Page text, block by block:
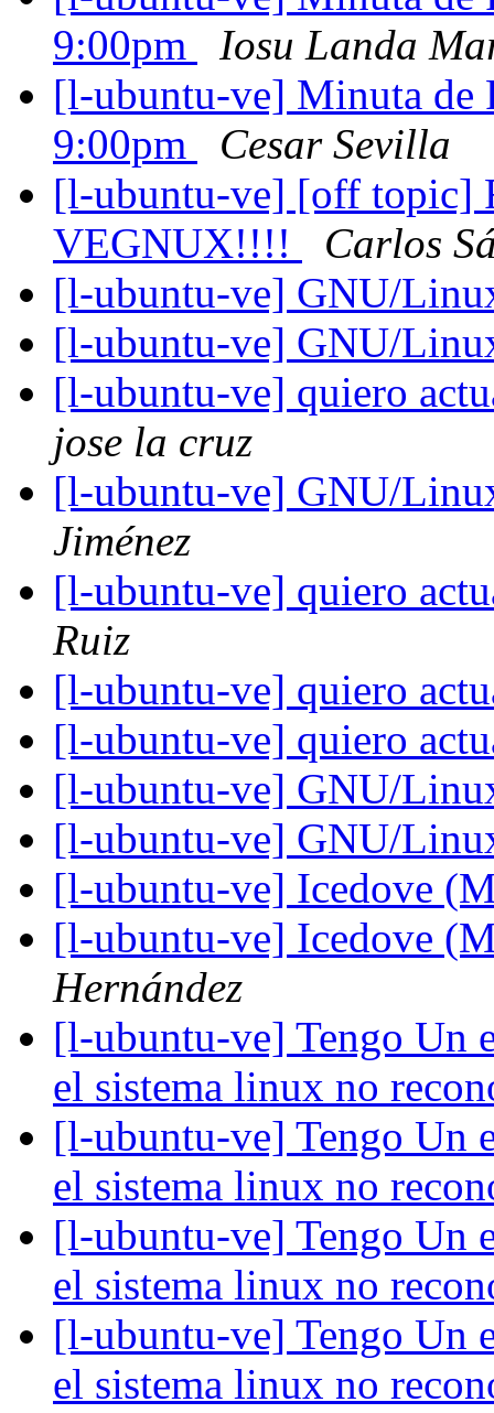
9:00pm
Iosu Landa
[l-ubuntu-ve] Minuta de
9:00pm
Cesar Sevilla
[l-ubuntu-ve] [off topic]
VEGNUX!!!!
Carlos
[l-ubuntu-ve] GNU/
[l-ubuntu-ve] GNU/
[l-ubuntu-ve] quiero
jose la cruz
[l-ubuntu-ve] GNU/
Jiménez
[l-ubuntu-ve] quiero
Ruiz
[l-ubuntu-ve] quiero
[l-ubuntu-ve] quiero
[l-ubuntu-ve] GNU/
[l-ubuntu-ve] GNU/
[l-ubuntu-ve] Icedove
[l-ubuntu-ve] Icedove
Hernández
[l-ubuntu-ve] Tengo Un
el sistema linux no
[l-ubuntu-ve] Tengo Un
el sistema linux no
[l-ubuntu-ve] Tengo Un
el sistema linux no
[l-ubuntu-ve] Tengo Un
el sistema linux no